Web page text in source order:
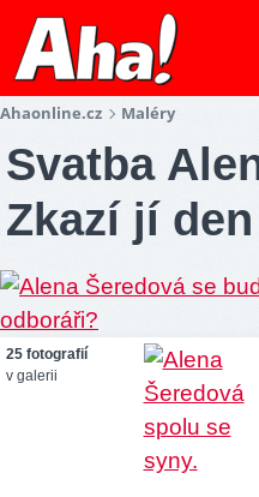
Ahaonline.cz Maléry
Svatba
Zkazí jí
25 fotografií
v galerii